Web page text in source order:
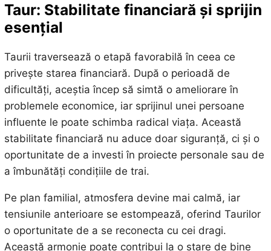
Taur: Stabilitate financiară și sprijin
esențial
Taurii traversează o etapă favorabilă în ceea ce
privește starea financiară. După o perioadă de
dificultăți, aceștia încep să simtă o ameliorare în
problemele economice, iar sprijinul unei persoane
influente le poate schimba radical viața. Această
stabilitate financiară nu aduce doar siguranță, ci și o
oportunitate de a investi în proiecte personale sau de
a îmbunătăți condițiile de trai.
Pe plan familial, atmosfera devine mai calmă, iar
tensiunile anterioare se estompează, oferind Taurilor
o oportunitate de a se reconecta cu cei dragi.
Această armonie poate contribui la o stare de bine